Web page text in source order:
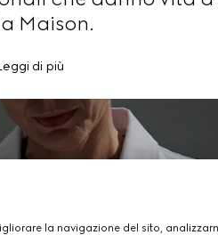
Maison.
di più
la navigazione del sito,